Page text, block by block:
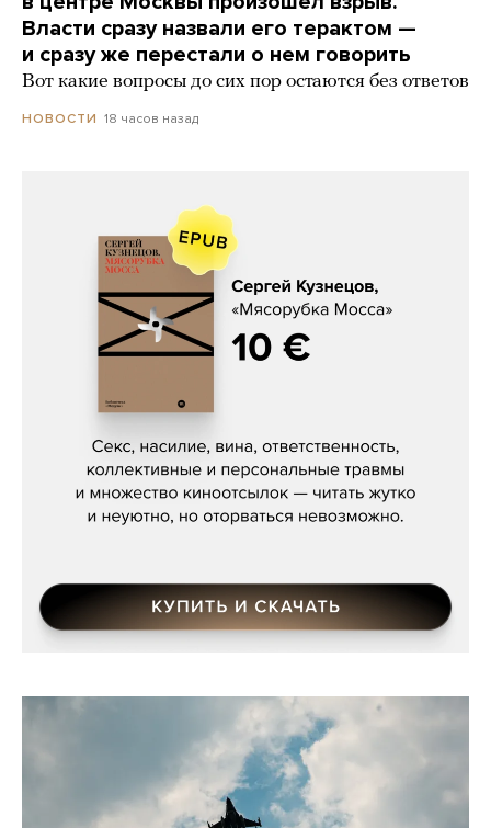
Власти сразу назвали его терактом —
и сразу же перестали о нем говорить
Вот какие вопросы до сих пор остаются без ответов
НОВОСТИ 18 часов назад
Сергей Кузнецов, «Мясорубка